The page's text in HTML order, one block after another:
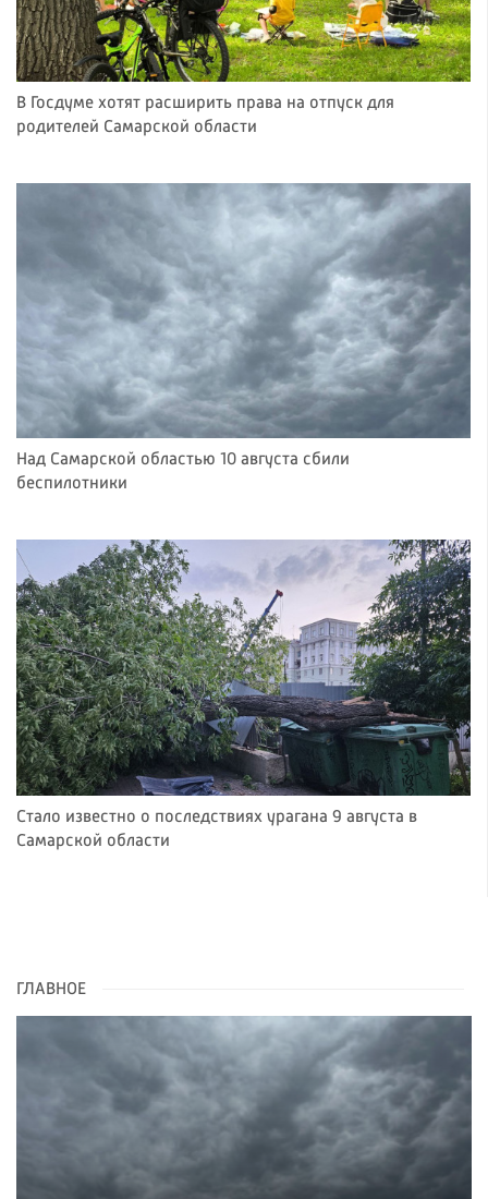
В Госдуме хотят расширить права на отпуск для
родителей Самарской области
Над Самарской областью 10 августа сбили
беспилотники
Стало известно о последствиях урагана 9 августа в
Самарской области
ГЛАВНОЕ